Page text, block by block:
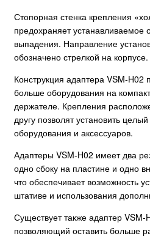
Стопорная стенка крепления
предохраняет устанавливаемое
выпадения. Направление
обозначено стрелкой на корпусе.
Конструкция адаптера VSM-H02
больше оборудования на
держателе. Крепления
другу позволят установить
оборудования и аксессуаров.
Адаптеры VSM-H02 имеет два
одно сбоку на пластине и одно
что обеспечивает возможность
штативе и использования
Существует также адаптер
позволяющий оставить больше